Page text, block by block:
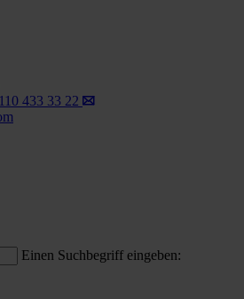
433 33 22
Einen Suchbegriff eingeben: